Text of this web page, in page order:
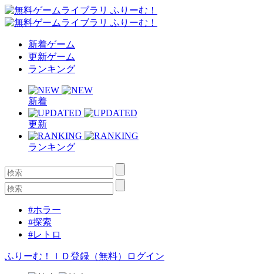
新着ゲーム
更新ゲーム
ランキング
新着
更新
ランキング
#ホラー
#探索
#レトロ
ふりーむ！ＩＤ登録（無料） ログイン